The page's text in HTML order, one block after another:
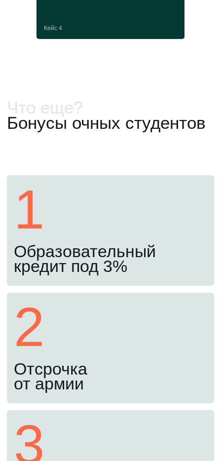
Кейс 4
Третий шаг
Подайте документы онлайн
Оставьте заявку сегодня. Мы закрепим
расскажем, что и когда нужно сделать.
Откроем доступ к бесплатным материалам
подготовительного курса, чтобы вы могли
освежить знания перед экзаменами.
Документы можно подать через Госуслуги.
Куратор проверит их, чтобы избежать
Сегодня
С 20 июня до 24 августа